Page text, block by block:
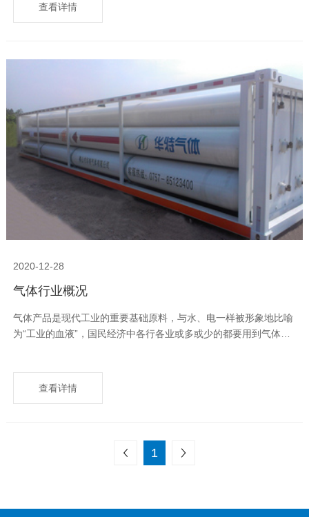
查看详情
2020-12-28
气体行业概况
气体产品是现代工业的重要基础原料，与水、电一样被形象地比喻
为“工业的血液”，国民经济中各行各业或多或少的都要用到气体。
查看详情
1
下一页